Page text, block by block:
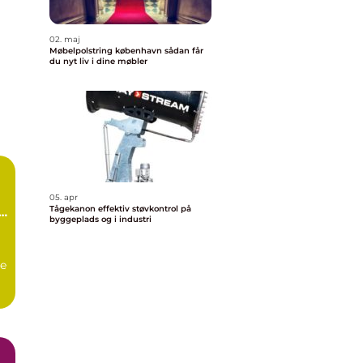
02. maj
Møbelpolstring københavn sådan får
du nyt liv i dine møbler
05. apr
Tågekanon effektiv støvkontrol på
byggeplads og i industri